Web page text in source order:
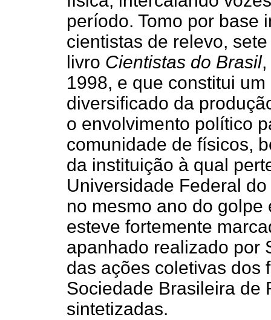
período. Tomo por base
cientistas de relevo,
livro Cientistas do Brasil,
1998, e que constitui
diversificado da
o envolvimento político
comunidade de físicos,
da instituição à qual
Universidade Federal
no mesmo ano do
esteve fortemente
apanhado realizado por
das ações coletivas dos
Sociedade Brasileira de
sintetizadas.